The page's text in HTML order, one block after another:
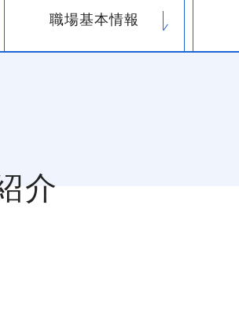
職場基本情報
介